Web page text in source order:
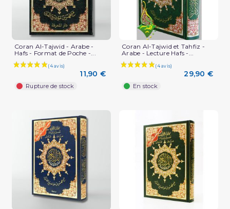
Coran Al-Tajwid - Arabe -
Hafs - Format de Poche -...
11,90 €
Rupture de stock
Coran Al-Tajwid et Tahfiz -
Arabe - Lecture Hafs -...
29,90 €
En stock